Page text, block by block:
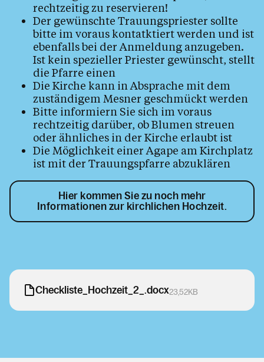
rechtzeitig zu reservieren!
Der gewünschte Trauungspriester sollte
bitte im voraus kontatktiert werden und ist
ebenfalls bei der Anmeldung anzugeben.
Ist kein spezieller Priester gewünscht, stellt
die Pfarre einen
Die Kirche kann in Absprache mit dem
zuständigem Mesner geschmückt werden
Bitte informiern Sie sich im voraus
rechtzeitig darüber, ob Blumen streuen
oder ähnliches in der Kirche erlaubt ist
Die Möglichkeit einer Agape am Kirchplatz
ist mit der Trauungspfarre abzuklären
Hier kommen Sie zu noch mehr
Informationen zur kirchlichen Hochzeit.
Checkliste_Hochzeit_2_.docx23,52KB